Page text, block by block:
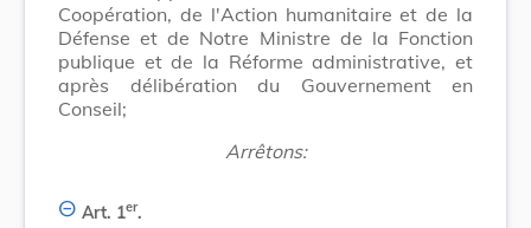
Coopération, de l'Action humanitaire et de la
Défense et de Notre Ministre de la Fonction
publique et de la Réforme administrative, et
après délibération du Gouvernement en
Conseil;
Arrêtons:
Art. 1er.